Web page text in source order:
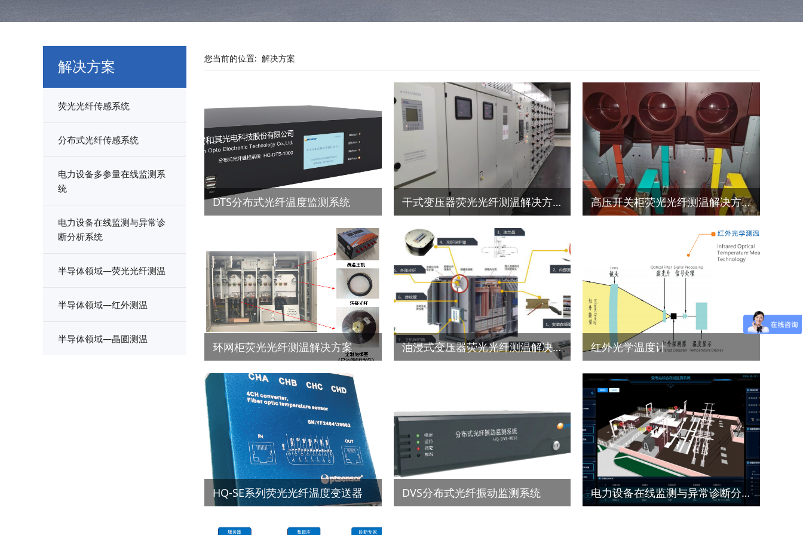
解决方案
荧光光纤传感系统
分布式光纤传感系统
电力设备多参量在线监测系
统
电力设备在线监测与异常诊
断分析系统
半导体领域—荧光光纤测温
半导体领域—红外测温
半导体领域—晶圆测温
您当前的位置: 解决方案
DTS分布式光纤温度监测系统 干式变压器荧光光纤测温解决方案 高压开关柜荧光光纤测温解决方案
环网柜荧光光纤测温解决方案 油浸式变压器荧光光纤测温解决方案 红外光学温度计
HQ-SE系列荧光光纤温度变送器 DVS分布式光纤振动监测系统 电力设备在线监测与异常诊断分析系统